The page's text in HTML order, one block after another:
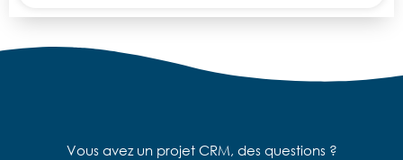
Vous avez un projet CRM, des questions ?